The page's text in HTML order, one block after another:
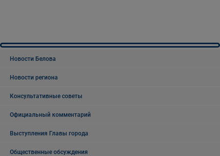
Новости Белова
Новости региона
Консультативные советы
Официальный комментарий
Выступления Главы города
Общественные обсуждения